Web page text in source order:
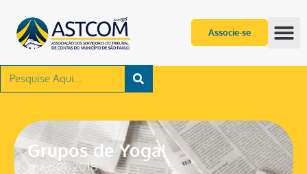
Associe-se
Grupos de Yoga!
maio 21, 2018